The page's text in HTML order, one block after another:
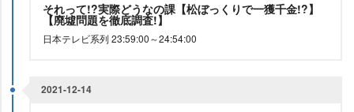
それって!?実際どうなの課【松ぼっくりで一獲千金!?】
【廃墟問題を徹底調査!】
日本テレビ系列 23:59:00～24:54:00
2021-12-14